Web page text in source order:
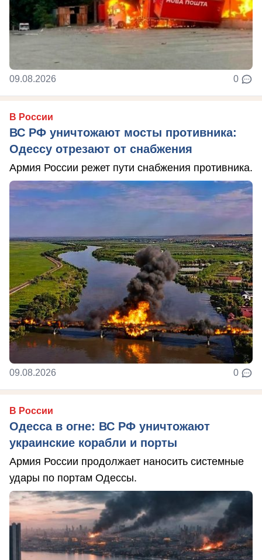
09.08.2026 0
В России
ВС РФ уничтожают мосты противника:
Одессу отрезают от снабжения
Армия России режет пути снабжения противника.
09.08.2026 0
В России
Одесса в огне: ВС РФ уничтожают
украинские корабли и порты
Армия России продолжает наносить системные
удары по портам Одессы.